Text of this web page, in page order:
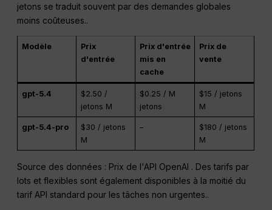
jetons se traduit souvent par des demandes globales
moins coûteuses..
Modèle
Prix
d'entrée
Prix d'entrée
mis en
cache
Prix de
vente
gpt-5.4
$2.50 /
jetons M
$0.25 / M
jetons
$15 / jetons
M
gpt-5.4-pro
$30 / jetons
M
–
$180 / jetons
M
Source des données : Prix de l'API OpenAI . Des tarifs par
lots et flexibles sont également disponibles à la moitié du
tarif API standard pour les tâches non urgentes..